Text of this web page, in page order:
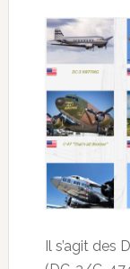
Il s’agit des